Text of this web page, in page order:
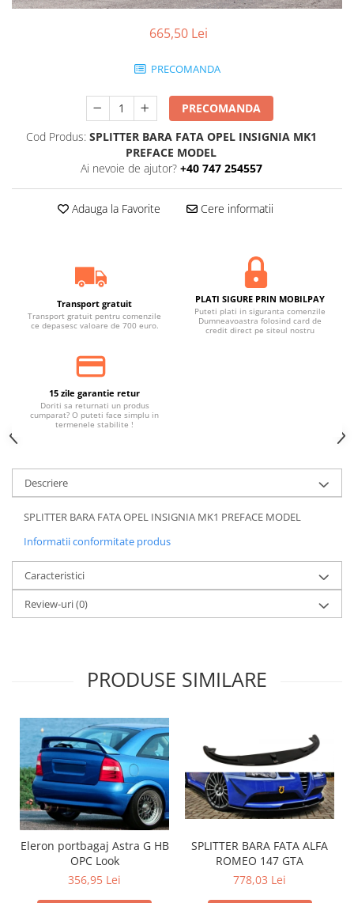
665,50 Lei
PRECOMANDA
PRECOMANDA
Cod Produs: SPLITTER BARA FATA OPEL INSIGNIA MK1
PREFACE MODEL
Ai nevoie de ajutor? +40 747 254557
Adauga la Favorite Cere informatii
Transport gratuit
Transport gratuit pentru comenzile
ce depasesc valoare de 700 euro.
PLATI SIGURE PRIN MOBILPAY
Puteti plati in siguranta comenzile
Dumneavoastra folosind card de
credit direct pe siteul nostru
15 zile garantie retur
Doriti sa returnati un produs
cumparat? O puteti face simplu in
termenele stabilite !
Descriere
SPLITTER BARA FATA OPEL INSIGNIA MK1 PREFACE MODEL
Informatii conformitate produs
Caracteristici
Review-uri(0)
PRODUSE SIMILARE
Eleron portbagaj Astra G HB
OPC Look
356,95 Lei
SPLITTER BARA FATA ALFA
ROMEO 147 GTA
778,03 Lei